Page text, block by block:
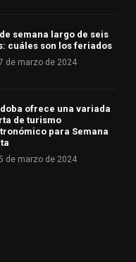
semana largo de seis
cuáles son los feriados
de marzo de 2024
ofrece una variada
de turismo
para Semana
de marzo de 2024